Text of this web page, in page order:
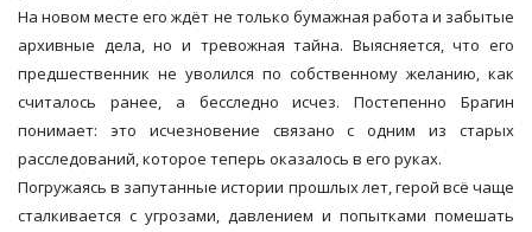
На новом месте его ждёт не только бумажная работа и забытые
архивные дела, но и тревожная тайна. Выясняется, что его
предшественник не уволился по собственному желанию, как
считалось ранее, а бесследно исчез. Постепенно Брагин
понимает: это исчезновение связано с одним из старых
расследований, которое теперь оказалось в его руках.
Погружаясь в запутанные истории прошлых лет, герой всё чаще
сталкивается с угрозами, давлением и попытками помешать